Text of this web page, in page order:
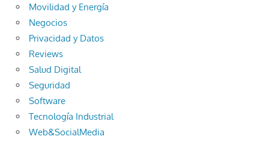
Movilidad y Energía
Negocios
Privacidad y Datos
Reviews
Salud Digital
Seguridad
Software
Tecnología Industrial
Web&SocialMedia